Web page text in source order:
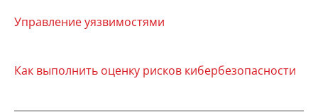
Управление уязвимостями
Как выполнить оценку рисков кибербезопасности